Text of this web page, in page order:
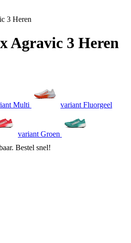
3 Heren
Agravic 3 Heren
Multi variant Fluorgeel
variant Groen
Bestel snel!